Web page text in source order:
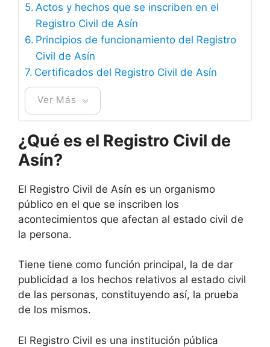
Actos y hechos que se inscriben en el
Registro Civil de Asín
Principios de funcionamiento del Registro
Civil de Asín
Certificados del Registro Civil de Asín
Ver Más
¿Qué es el Registro Civil de
Asín?
El Registro Civil de Asín es un organismo
público en el que se inscriben los
acontecimientos que afectan al estado civil de
la persona.
Tiene tiene como función principal, la de dar
publicidad a los hechos relativos al estado civil
de las personas, constituyendo así, la prueba
de los mismos.
El Registro Civil es una institución pública